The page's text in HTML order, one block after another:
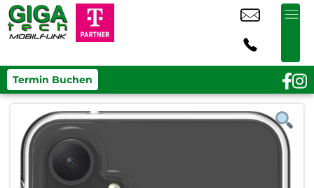
Termin Buchen